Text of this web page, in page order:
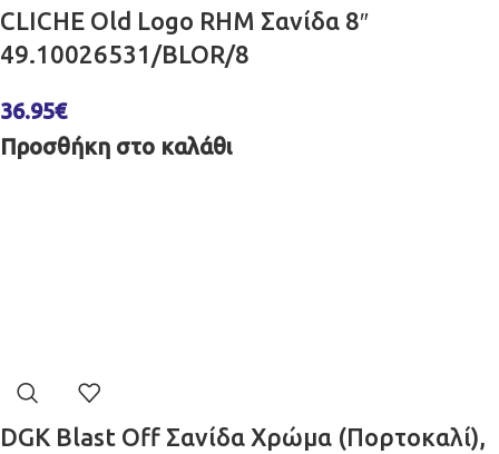
CLICHE Old Logo RHM Σανίδα 8″
49.10026531/BLOR/8
36.95€
Προσθήκη στο καλάθι
DGK Blast Off Σανίδα Χρώμα (Πορτοκαλί),